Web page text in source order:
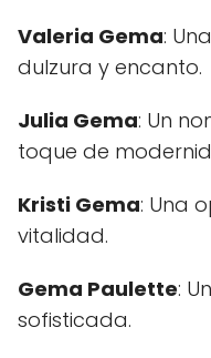
Valeria Gema:
dulzura y encanto.
Julia Gema: Un
toque de
Kristi Gema: Una
vitalidad.
Gema Paulette:
sofisticada.